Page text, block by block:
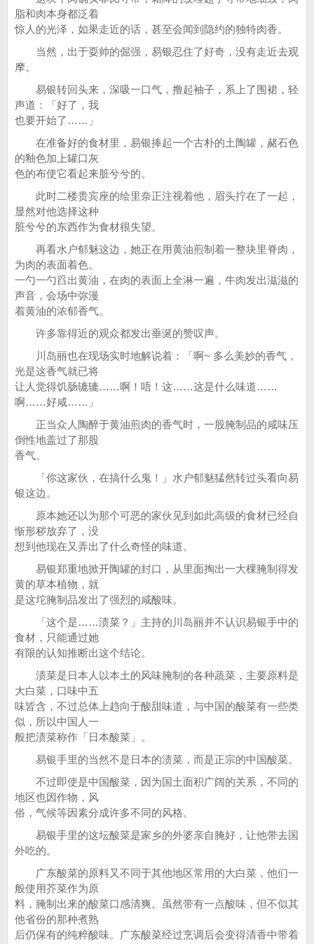
脂和肉本身都泛着
惊人的光泽，如果走近的话，甚至会闻到隐约的独特肉香。
当然，出于耍帅的倔强，易银忍住了好奇，没有走近去观
摩。
易银转回头来，深吸一口气，撸起袖子，系上了围裙，轻
声道：「好了，我
也要开始了……」
在准备好的食材里，易银捧起一个古朴的土陶罐，赭石色
的釉色加上罐口灰
色的布使它看起来脏兮兮的。
此时二楼贵宾座的绘里奈正注视着他，眉头拧在了一起，
显然对他选择这种
脏兮兮的东西作为食材很失望。
再看水户郁魅这边，她正在用黄油煎制着一整块里脊肉，
为肉的表面着色。
一勺一勺舀出黄油，在肉的表面上全淋一遍，牛肉发出滋滋的
声音，会场中弥漫
着黄油的浓郁香气。
许多靠得近的观众都发出垂涎的赞叹声。
川岛丽也在现场实时地解说着：「啊~ 多么美妙的香气，
光是这香气就已将
让人觉得饥肠辘辘……啊！唔！这……这是什么味道……
啊……好咸……」
正当众人陶醉于黄油煎肉的香气时，一股腌制品的咸味压
倒性地盖过了那股
香气。
「你这家伙，在搞什么鬼！」水户郁魅猛然转过头看向易
银这边。
原本她还以为那个可恶的家伙见到如此高级的食材已经自
惭形秽放弃了，没
想到他现在又弄出了什么奇怪的味道。
易银郑重地掀开陶罐的封口，从里面掏出一大棵腌制得发
黄的草本植物，就
是这坨腌制品发出了强烈的咸酸味。
「这个是……渍菜？」主持的川岛丽并不认识易银手中的
食材，只能通过她
有限的认知推断出这个结论。
渍菜是日本人以本土的风味腌制的各种蔬菜，主要原料是
大白菜，口味中五
味皆含，不过总体上趋向于酸甜味道，与中国的酸菜有一些类
似，所以中国人一
般把渍菜称作「日本酸菜」。
易银手里的当然不是日本的渍菜，而是正宗的中国酸菜。
不过即使是中国酸菜，因为国土面积广阔的关系，不同的
地区也因作物，风
俗，气候等因素分成许多不同的风格。
易银手里的这坛酸菜是家乡的外婆亲自腌好，让他带去国
外吃的。
广东酸菜的原料又不同于其他地区常用的大白菜，他们一
般使用芥菜作为原
料，腌制出来的酸菜口感清爽。虽然带有一点酸味，但不似其
他省份的那种煮熟
后仍保有的纯粹酸味。广东酸菜经过烹调后会变得清香中带着